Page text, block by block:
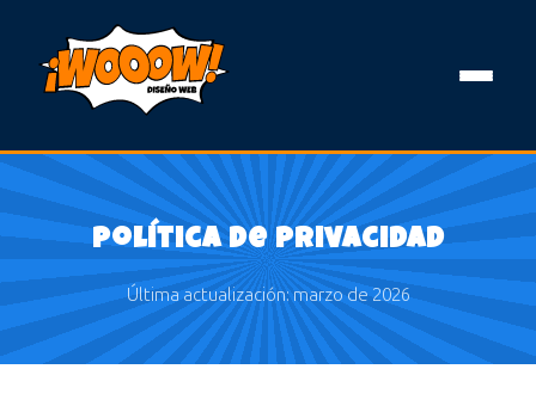
Política de Privacidad
Última actualización: marzo de 2026